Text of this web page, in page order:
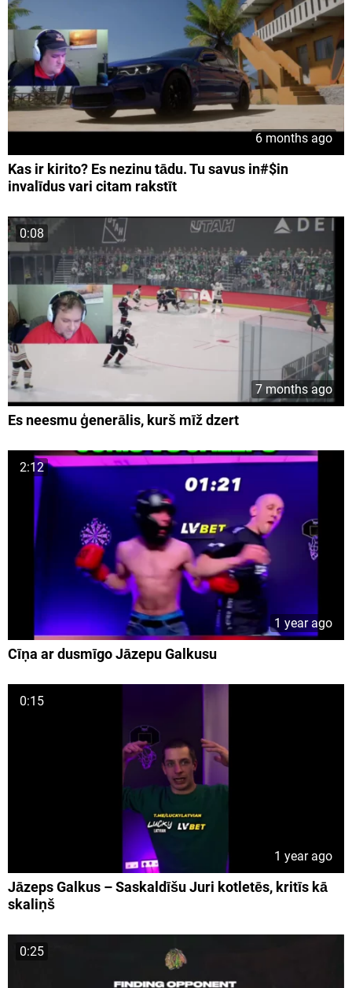
6 months ago
Kas ir kirito? Es nezinu tādu. Tu savus in#$in
invalīdus vari citam rakstīt
0:08
7 months ago
Es neesmu ģenerālis, kurš mīž dzert
2:12
1 year ago
Cīņa ar dusmīgo Jāzepu Galkusu
0:15
1 year ago
Jāzeps Galkus – Saskaldīšu Juri kotletēs, kritīs kā
skaliņš
0:25